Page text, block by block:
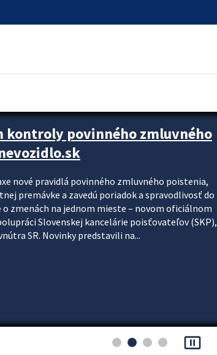
kontroly povinného zmluvného
nové pravidlá povinného zmluvného poistenia,
premávke a zavedú poriadok a spravodlivosť do
zmenách na jednom mieste – novom oficiálnom
Slovenskej kancelárie poisťovateľov (SKP),
SR. Novinky predstavili na...
pause_presentation